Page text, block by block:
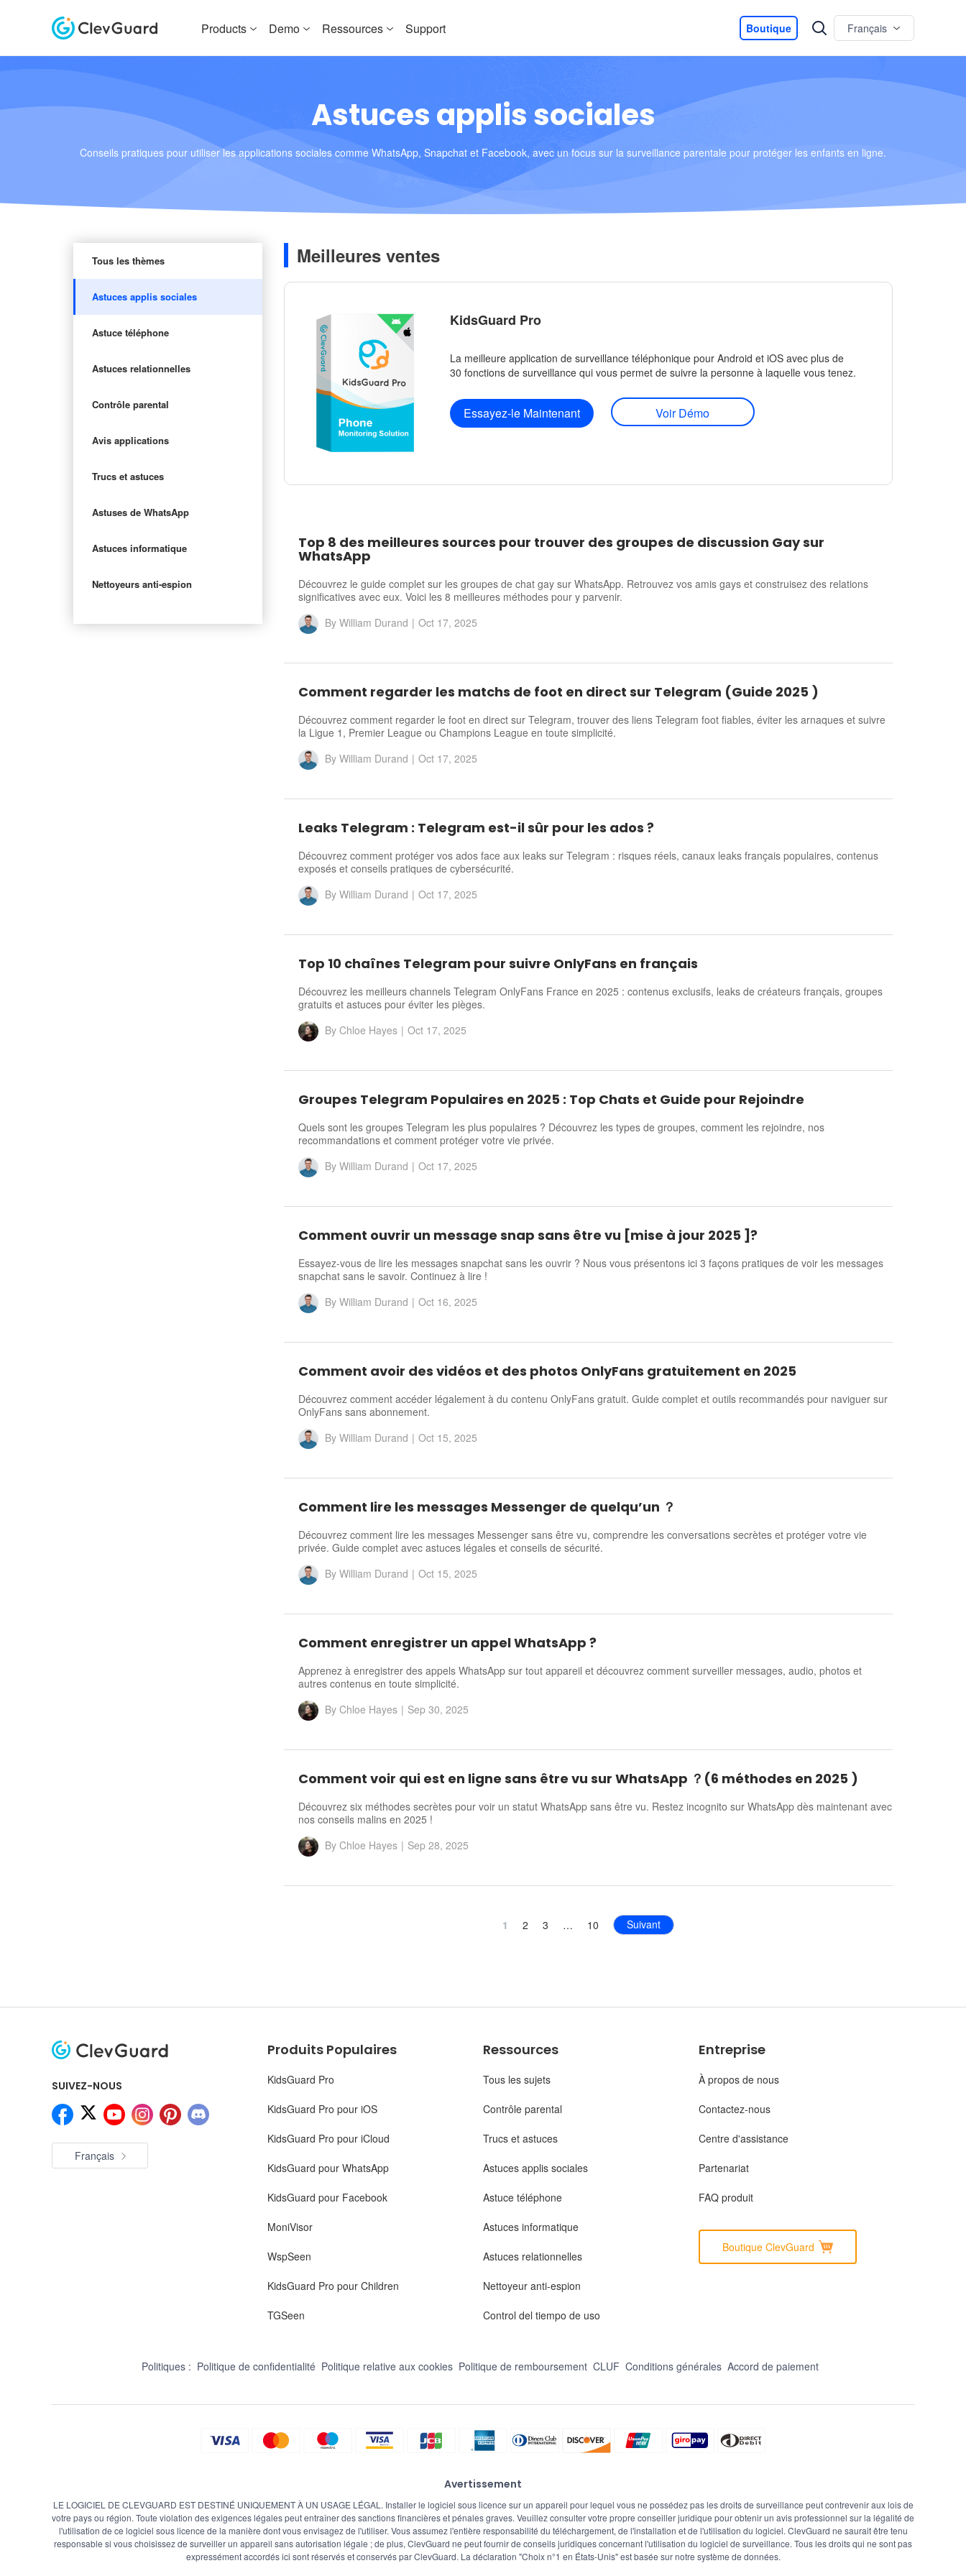
Products Demo Ressources Support Boutique Français
Astuces applis sociales
Conseils pratiques pour utiliser les applications sociales comme WhatsApp, Snapchat et Facebook, avec un focus sur la surveillance parentale pour protéger les enfants en ligne.
Tous les thèmes
Astuces applis sociales
Astuce téléphone
Astuces relationnelles
Contrôle parental
Avis applications
Trucs et astuces
Astuses de WhatsApp
Astuces informatique
Nettoyeurs anti-espion
Meilleures ventes
KidsGuard Pro
La meilleure application de surveillance téléphonique pour Android et iOS avec plus de
30 fonctions de surveillance qui vous permet de suivre la personne à laquelle vous tenez.
Essayez-le Maintenant Voir Démo
Top 8 des meilleures sources pour trouver des groupes de discussion Gay sur
WhatsApp
Découvrez le guide complet sur les groupes de chat gay sur WhatsApp. Retrouvez vos amis gays et construisez des relations
significatives avec eux. Voici les 8 meilleures méthodes pour y parvenir.
By William Durand | Oct 17, 2025
Comment regarder les matchs de foot en direct sur Telegram (Guide 2025 )
Découvrez comment regarder le foot en direct sur Telegram, trouver des liens Telegram foot fiables, éviter les arnaques et suivre
la Ligue 1, Premier League ou Champions League en toute simplicité.
By William Durand | Oct 17, 2025
Leaks Telegram : Telegram est-il sûr pour les ados ?
Découvrez comment protéger vos ados face aux leaks sur Telegram : risques réels, canaux leaks français populaires, contenus
exposés et conseils pratiques de cybersécurité.
By William Durand | Oct 17, 2025
Top 10 chaînes Telegram pour suivre OnlyFans en français
Découvrez les meilleurs channels Telegram OnlyFans France en 2025 : contenus exclusifs, leaks de créateurs français, groupes
gratuits et astuces pour éviter les pièges.
By Chloe Hayes | Oct 17, 2025
Groupes Telegram Populaires en 2025 : Top Chats et Guide pour Rejoindre
Quels sont les groupes Telegram les plus populaires ? Découvrez les types de groupes, comment les rejoindre, nos
recommandations et comment protéger votre vie privée.
By William Durand | Oct 17, 2025
Comment ouvrir un message snap sans être vu [mise à jour 2025 ]?
Essayez-vous de lire les messages snapchat sans les ouvrir ? Nous vous présentons ici 3 façons pratiques de voir les messages
snapchat sans le savoir. Continuez à lire !
By William Durand | Oct 16, 2025
Comment avoir des vidéos et des photos OnlyFans gratuitement en 2025
Découvrez comment accéder légalement à du contenu OnlyFans gratuit. Guide complet et outils recommandés pour naviguer sur
OnlyFans sans abonnement.
By William Durand | Oct 15, 2025
Comment lire les messages Messenger de quelqu’un ？
Découvrez comment lire les messages Messenger sans être vu, comprendre les conversations secrètes et protéger votre vie
privée. Guide complet avec astuces légales et conseils de sécurité.
By William Durand | Oct 15, 2025
Comment enregistrer un appel WhatsApp ?
Apprenez à enregistrer des appels WhatsApp sur tout appareil et découvrez comment surveiller messages, audio, photos et
autres contenus en toute simplicité.
By Chloe Hayes | Sep 30, 2025
Comment voir qui est en ligne sans être vu sur WhatsApp ？(6 méthodes en 2025 )
Découvrez six méthodes secrètes pour voir un statut WhatsApp sans être vu. Restez incognito sur WhatsApp dès maintenant avec
nos conseils malins en 2025 !
By Chloe Hayes | Sep 28, 2025
1 2 3 … 10 Suivant
SUIVEZ-NOUS
Français
Produits Populaires
KidsGuard Pro
KidsGuard Pro pour iOS
KidsGuard Pro pour iCloud
KidsGuard pour WhatsApp
KidsGuard pour Facebook
MoniVisor
WspSeen
KidsGuard Pro pour Children
TGSeen
Ressources
Tous les sujets
Contrôle parental
Trucs et astuces
Astuces applis sociales
Astuce téléphone
Astuces informatique
Astuces relationnelles
Nettoyeur anti-espion
Control del tiempo de uso
Entreprise
À propos de nous
Contactez-nous
Centre d'assistance
Partenariat
FAQ produit
Boutique ClevGuard
Politiques : Politique de confidentialité Politique relative aux cookies Politique de remboursement CLUF Conditions générales Accord de paiement
Avertissement
LE LOGICIEL DE CLEVGUARD EST DESTINÉ UNIQUEMENT À UN USAGE LÉGAL. Installer le logiciel sous licence sur un appareil pour lequel vous ne possédez pas les droits de surveillance peut contrevenir aux lois de
votre pays ou région. Toute violation des exigences légales peut entraîner des sanctions financières et pénales graves. Veuillez consulter votre propre conseiller juridique pour obtenir un avis professionnel sur la légalité de
l'utilisation de ce logiciel sous licence de la manière dont vous envisagez de l'utiliser. Vous assumez l'entière responsabilité du téléchargement, de l'installation et de l'utilisation du logiciel. ClevGuard ne saurait être tenu
responsable si vous choisissez de surveiller un appareil sans autorisation légale ; de plus, ClevGuard ne peut fournir de conseils juridiques concernant l'utilisation du logiciel de surveillance. Tous les droits qui ne sont pas
expressément accordés ici sont réservés et conservés par ClevGuard. La déclaration "Choix n°1 en États-Unis" est basée sur notre système de données.